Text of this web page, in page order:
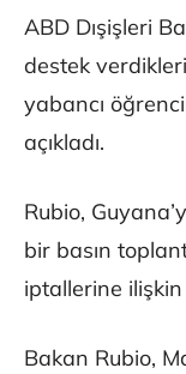
ABD Dışişleri
destek
yabancı
açıkladı.
Rubio,
bir basın
iptallerine
Bakan Rubio,